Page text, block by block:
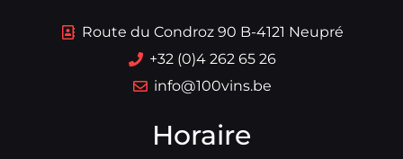
Route du Condroz 90 B-4121 Neupré
+32 (0)4 262 65 26
info@100vins.be
Horaire